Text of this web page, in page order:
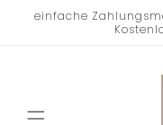
zum
einfache